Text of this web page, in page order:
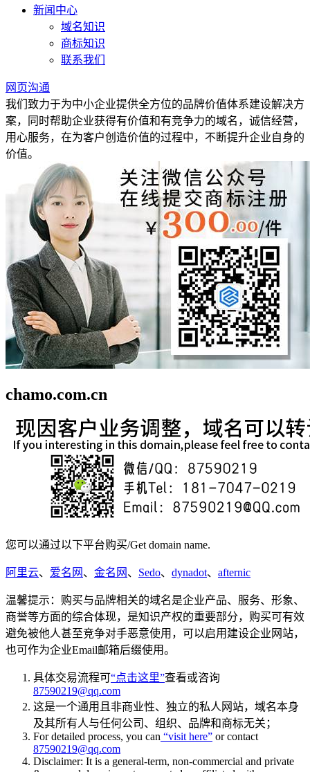
新闻中心
域名知识
商标知识
联系我们
网页沟通
我们致力于为中小企业提供全方位的品牌价值体系建设解决方
案，同时帮助企业获得有价值和有竞争力的域名，诚信经营，
用心服务，在为客户创造价值的过程中，不断提升企业自身的
价值。
chamo.com.cn
您可以通过以下平台购买/Get domain name.
阿里云、 爱名网 、 金名网 、 Sedo、 dynadot、 afternic
温馨提示：购买与品牌相关的域名是企业产品、服务、形象、
商誉等方面的综合体现，是知识产权的重要部分，购买可有效
避免被他人甚至竞争对手恶意使用，可以启用建设企业网站，
也可作为企业Email邮箱后缀使用。
具体交易流程可“点击这里”查看或咨询
87590219@qq.com
这是一个通用且非商业性、独立的私人网站，域名本身
及其所有人与任何公司、组织、品牌和商标无关；
For detailed process, you can “visit here” or contact
87590219@qq.com
Disclaimer: It is a general-term, non-commercial and private